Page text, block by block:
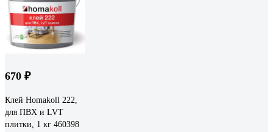
670 ₽
Клей Homakoll 222,
для ПВХ и LVT
плитки, 1 кг 460398